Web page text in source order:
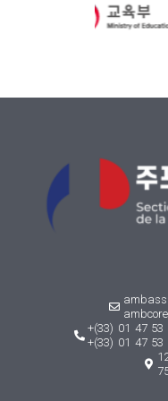
+(33) 01 47 53
+(33) 01 47 53